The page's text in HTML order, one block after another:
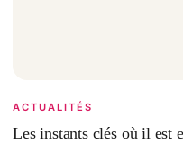
ACTUALITÉS
Les instants clés où il est